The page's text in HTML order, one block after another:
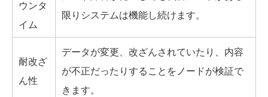
ウンタ
イム
限りシステムは機能し続けます。
耐改ざ
ん性
データが変更、改ざんされていたり、内容
が不正だったりすることをノードが検証で
きます。